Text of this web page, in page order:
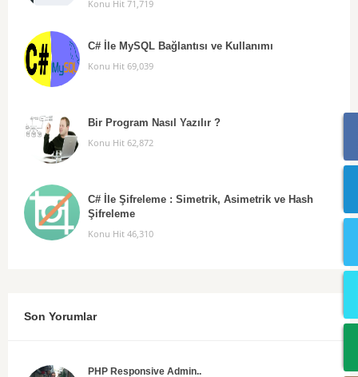
Konu Hit 71,719
C# İle MySQL Bağlantısı ve Kullanımı
Konu Hit 69,039
Bir Program Nasıl Yazılır ?
Konu Hit 62,872
C# İle Şifreleme : Simetrik, Asimetrik ve Hash
Şifreleme
Konu Hit 46,310
Son Yorumlar
PHP Responsive Admin..